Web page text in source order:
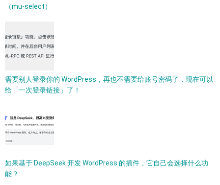
（mu-select）
需要别人登录你的 WordPress，再也不需要给账号密码了，现在可以
给「一次登录链接」了！
如果基于 DeepSeek 开发 WordPress 的插件，它自己会选择什么功
能？